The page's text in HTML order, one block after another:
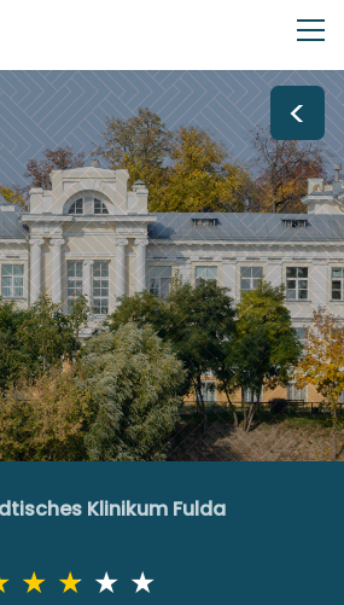
<
Klinikum Fulda